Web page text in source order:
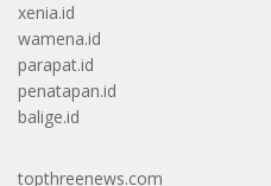
xenia.id
wamena.id
parapat.id
penatapan.id
balige.id
topthreenews.com